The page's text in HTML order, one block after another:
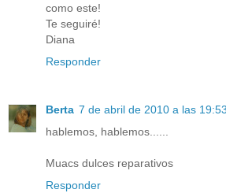
como este!
Te seguiré!
Diana
Responder
Berta 7 de abril de 2010 a las 19:53
hablemos, hablemos......
Muacs dulces reparativos
Responder